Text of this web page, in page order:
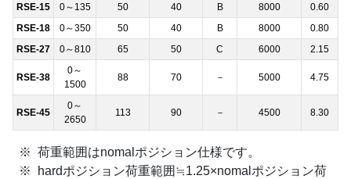
RSE-15
0～135 50 40 B 8000
0.60
RSE-18
0～350 50 40 B 8000
0.80
RSE-27
0～810 65 50 C 6000 2.15
RSE-38
0～
1500
88 70 － 5000 4.75
RSE-45
0～
2650
113 90 － 4500 8.30
荷重範囲はnomalポジション仕様です。
hardポジション荷重範囲≒1.25×nomalポジション荷